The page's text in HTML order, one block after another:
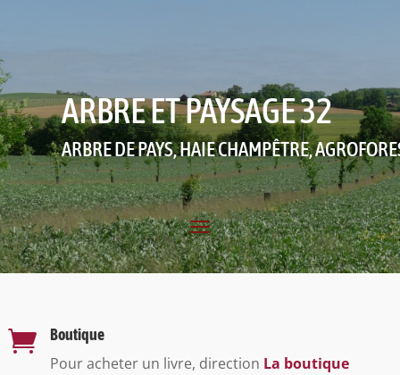
ARBRE ET PAYSAGE 32
ARBRE DE PAYS, HAIE CHAMPÊTRE,
 Boutique
Pour acheter un livre, direction La boutique